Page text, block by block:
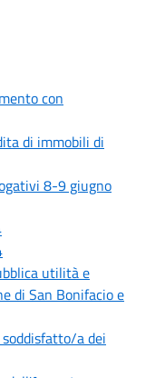
con
di immobili di
8-9 giugno
utilità e
di San Bonifacio e
a dei